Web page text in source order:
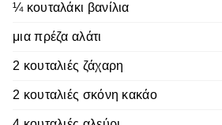
¼ κουταλάκι βανίλια
μια πρέζα αλάτι
2 κουταλιές ζάχαρη
2 κουταλιές σκόνη κακάο